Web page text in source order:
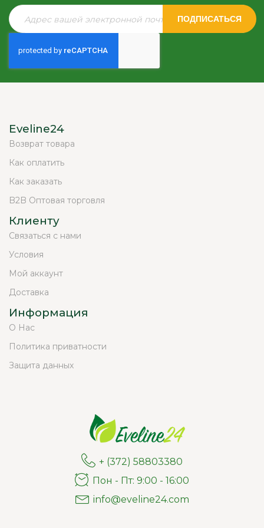
ПОДПИСАТЬСЯ
Eveline24
Возврат товара
Как оплатить
Как заказать
B2B Оптовая торговля
Клиенту
Связаться с нами
Условия
Мой аккаунт
Доставка
Информация
О Нас
Политика приватности
Защита данных
+ (372) 58803380
Пон - Пт: 9:00 - 16:00
info@eveline24.com